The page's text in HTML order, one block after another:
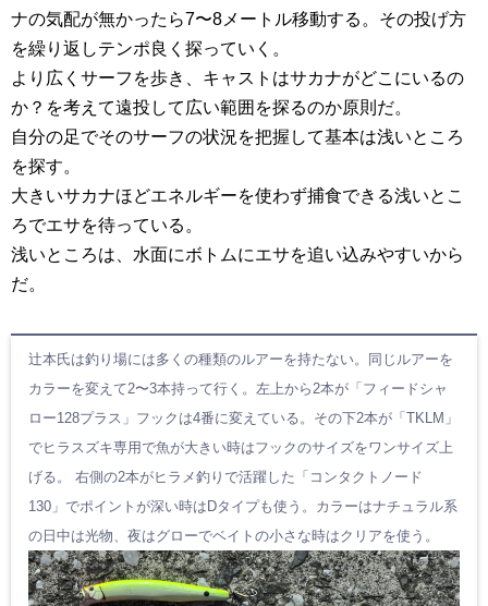
ナの気配が無かったら7〜8メートル移動する。その投げ方
を繰り返しテンポ良く探っていく。
より広くサーフを歩き、キャストはサカナがどこにいるの
か？を考えて遠投して広い範囲を探るのか原則だ。
自分の足でそのサーフの状況を把握して基本は浅いところ
を探す。
大きいサカナほどエネルギーを使わず捕食できる浅いとこ
ろでエサを待っている。
浅いところは、水面にボトムにエサを追い込みやすいから
だ。
辻本氏は釣り場には多くの種類のルアーを持たない。同じルアーを
カラーを変えて2〜3本持って行く。左上から2本が「フィードシャ
ロー128プラス」フックは4番に変えている。その下2本が「TKLM」
でヒラスズキ専用で魚が大きい時はフックのサイズをワンサイズ上
げる。 右側の2本がヒラメ釣りで活躍した「コンタクトノード
130」でポイントが深い時はDタイプも使う。カラーはナチュラル系
の日中は光物、夜はグローでベイトの小さな時はクリアを使う。